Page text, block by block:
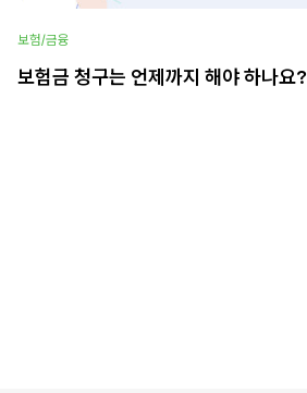
보험/금융
보험금 청구는 언제까지 해야 하나요?